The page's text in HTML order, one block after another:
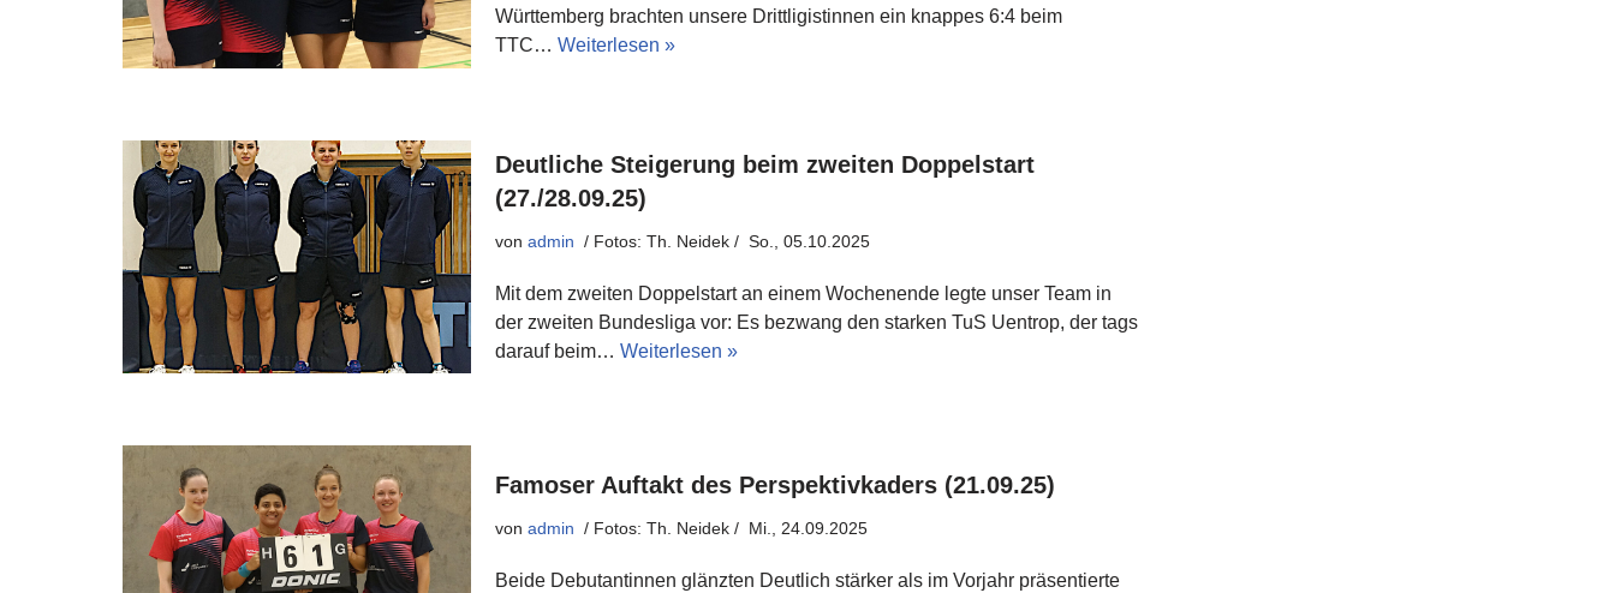
Württemberg brachten unsere Drittligistinnen ein knappes 6:4 beim
TTC… Weiterlesen »
Deutliche Steigerung beim zweiten Doppelstart
(27./28.09.25)
von admin So., 05.10.2025
Mit dem zweiten Doppelstart an einem Wochenende legte unser Team in
der zweiten Bundesliga vor: Es bezwang den starken TuS Uentrop, der tags
darauf beim… Weiterlesen »
Famoser Auftakt des Perspektivkaders (21.09.25)
von admin Mi., 24.09.2025
Beide Debutantinnen glänzten Deutlich stärker als im Vorjahr präsentierte